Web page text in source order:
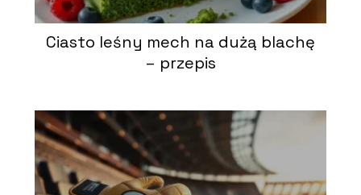
Ciasto leśny mech na dużą blachę
– przepis